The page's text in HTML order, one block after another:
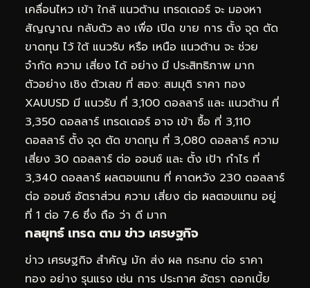
เคลื่อนไหว เข้า ใกล้ แนวต้าน เทรดเดอร์ จะ มองหา
สัญญาณ กลับตัว ลง เพื่อ เปิด ขาย การ ตั้ง จุด ตัด
ขาดทุน ไว้ ใต้ แนวรับ หรือ เหนือ แนวต้าน จะ ช่วย
จำกัด ความ เสี่ยง ได้ อย่าง มี ประสิทธิภาพ มาก
ตัวอย่าง เชิง ตัวเลข ที่ สอง: สมมุติ ราคา ทอง
XAUUSD มี แนวรับ ที่ 3,100 ดอลลาร์ และ แนวต้าน ที่
3,350 ดอลลาร์ เทรดเดอร์ อาจ เข้า ซื้อ ที่ 3,110
ดอลลาร์ ตั้ง จุด ตัด ขาดทุน ที่ 3,080 ดอลลาร์ ความ
เสี่ยง 30 ดอลลาร์ ต่อ ออนซ์ และ ตั้ง เป้า กำไร ที่
3,340 ดอลลาร์ ผลตอบแทน ที่ คาดหวัง 230 ดอลลาร์
ต่อ ออนซ์ อัตราส่วน ความ เสี่ยง ต่อ ผลตอบแทน อยู่
ที่ 1 ต่อ 7.6 ซึ่ง ถือ ว่า ดี มาก
กลยุทธ์ เทรด ตาม ข่าว เศรษฐกิจ
ข่าว เศรษฐกิจ สำคัญ มัก ส่ง ผล กระทบ ต่อ ราคา
ทอง อย่าง รุนแรง เช่น การ ประกาศ อัตรา ดอกเบี้ย